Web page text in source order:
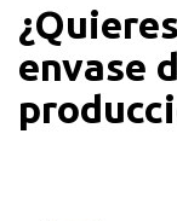
envase